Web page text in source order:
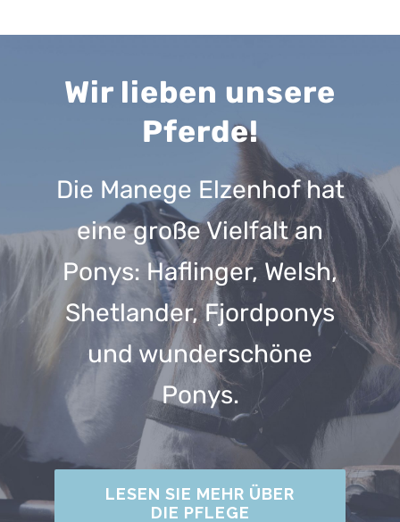
Wir lieben unsere
Pferde!
Die Manege Elzenhof hat
eine große Vielfalt an
Ponys: Haflinger, Welsh,
Shetlander, Fjordponys
und wunderschöne
Ponys.
LESEN SIE MEHR ÜBER
DIE PFLEGE